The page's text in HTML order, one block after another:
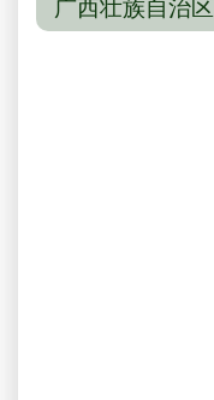
广西壮族自治区